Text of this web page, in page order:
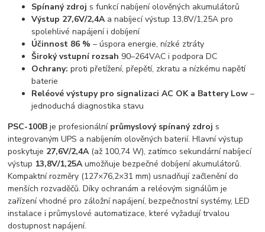
Spínaný zdroj s funkcí nabíjení olověných akumulátorů
Výstup 27,6V/2,4Aa nabíjecí výstup 13,8V/1,25A pro
spolehlivé napájení i dobíjení
Účinnost 86 % – úspora energie, nízké ztráty
Široký vstupní rozsah 90–264VAC i podpora DC
Ochrany: proti přetížení, přepětí, zkratu a nízkému napětí
baterie
Reléové výstupy pro signalizaci AC OK a Battery Low –
jednoduchá diagnostika stavu
PSC-100B je profesionální průmyslový spínaný zdroj s
integrovaným UPS a nabíjením olověných baterií. Hlavní výstup
poskytuje 27,6V/2,4A(až 100,74 W), zatímco sekundární nabíjecí
výstup 13,8V/1,25Aumožňuje bezpečné dobíjení akumulátorů.
Kompaktní rozměry (127×76,2×31 mm) usnadňují začlenění do
menších rozvaděčů. Díky ochranám a reléovým signálům je
zařízení vhodné pro záložní napájení, bezpečnostní systémy, LED
instalace i průmyslové automatizace, které vyžadují trvalou
dostupnost napájení.